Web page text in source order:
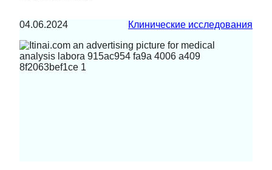
04.06.2024 Клинические исследования